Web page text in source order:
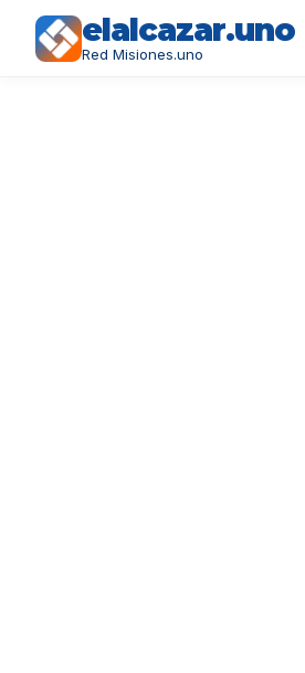
elalcazar.uno
Red Misiones.uno